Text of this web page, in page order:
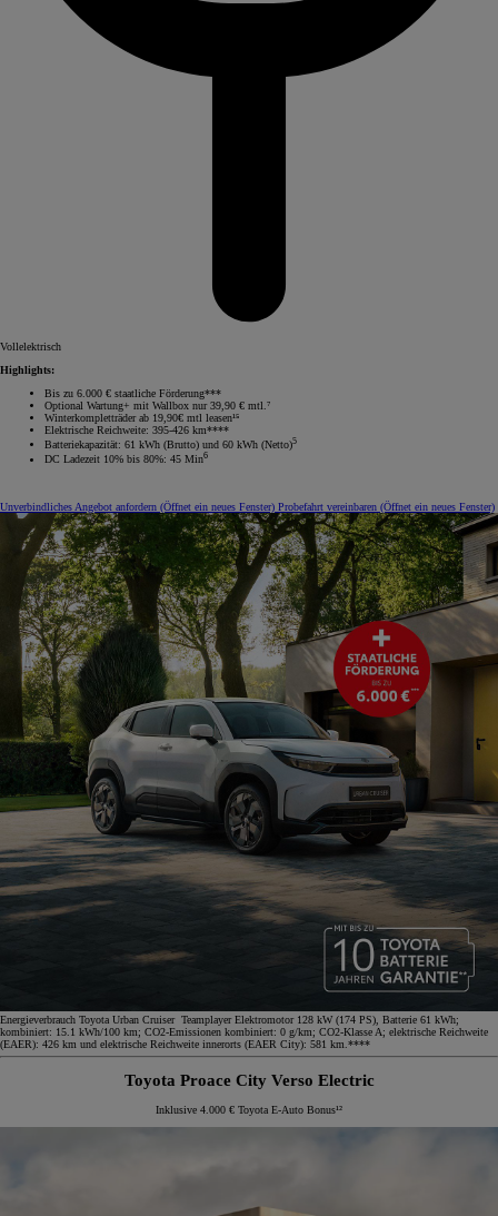
Vollelektrisch
Highlights:
Bis zu 6.000 € staatliche Förderung***
Optional Wartung+ mit Wallbox nur 39,90 € mtl.⁷
Winterkompletträder ab 19,90€ mtl leasen¹⁵
Elektrische Reichweite: 395-426 km****
Batteriekapazität: 61 kWh (Brutto) und 60 kWh (Netto)5
DC Ladezeit 10% bis 80%: 45 Min6
Unverbindliches Angebot anfordern (Öffnet ein neues Fenster) Probefahrt vereinbaren (Öffnet ein neues Fenster)
Energieverbrauch Toyota Urban Cruiser Teamplayer Elektromotor 128 kW (174 PS), Batterie 61 kWh;
kombiniert: 15.1 kWh/100 km; CO2-Emissionen kombiniert: 0 g/km; CO2-Klasse A; elektrische Reichweite
(EAER): 426 km und elektrische Reichweite innerorts (EAER City): 581 km.****
Toyota Proace City Verso Electric
Inklusive 4.000 € Toyota E-Auto Bonus¹²